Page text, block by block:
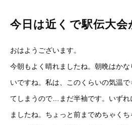
今日は近くで駅伝大会
おはようございます。
今朝もよく晴れましたね。朝晩はか
いですね。私は、このくらいの気温
てしまうので…まだ半袖です。いずれ
ましたね。ちょっと前までめちゃくち